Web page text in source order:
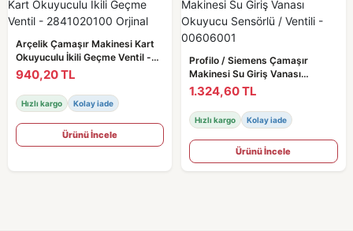
Arçelik Çamaşır Makinesi Kart
Okuyuculu İkili Geçme Ventil -
2841020100 Orjinal
940,20 TL
Hızlı kargo Kolay iade
Ürünü İncele
Profilo / Siemens Çamaşır
Makinesi Su Giriş Vanası
Okuyucu Sensörlü / Ventili -
00606001
1.324,60 TL
Hızlı kargo Kolay iade
Ürünü İncele